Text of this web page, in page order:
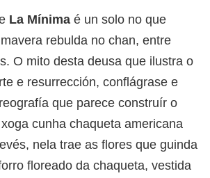
La Mínima é un solo no que
rebulda no chan, entre
O mito desta deusa que ilustra o
e resurrección, conflágrase e
que parece construír o
cunha chaqueta americana
nela trae as flores que guinda
floreado da chaqueta, vestida